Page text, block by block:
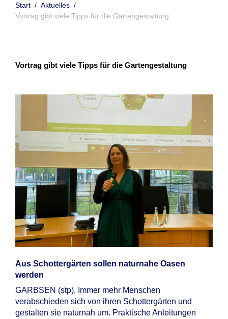
Start / Aktuelles /
Vortrag gibt viele Tipps für die Gartengestaltung
Vortrag gibt viele Tipps für die Gartengestaltung
Aus Schottergärten sollen naturnahe Oasen
werden
GARBSEN (stp). Immer mehr Menschen
verabschieden sich von ihren Schottergärten und
gestalten sie naturnah um. Praktische Anleitungen